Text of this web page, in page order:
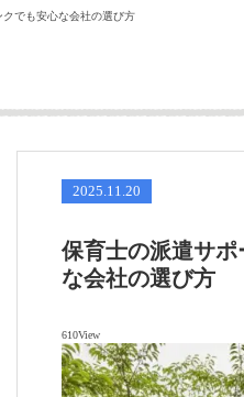
でも安心な会社の選び方
2025.11.20
保育士の派遣サ
な会社の選び方
610View